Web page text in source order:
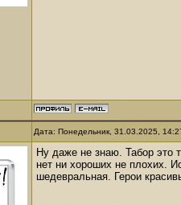
Дата: Понедельник, 31.03.2025,
Ну даже не знаю. Табор это
нет ни хороших не плохих.
шедевральная. Герои